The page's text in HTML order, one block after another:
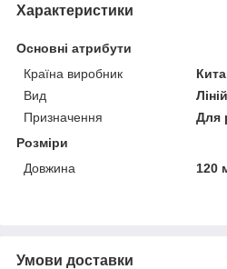
Характеристики
Основні атрибути
Країна виробник
Вид
Призначення
Для
Розміри
Довжина
120
Умови доставки